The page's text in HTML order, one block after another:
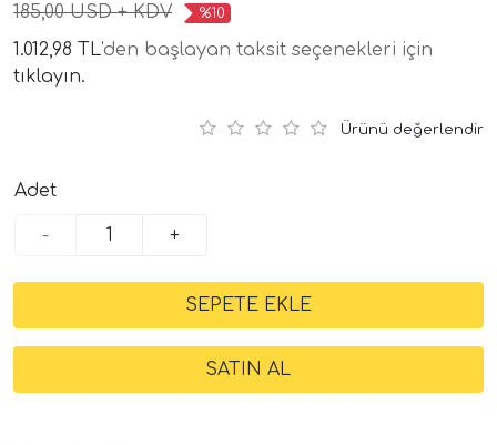
185,00 USD + KDV %10
1.012,98 TL'den başlayan taksit seçenekleri için
tıklayın.
Ürünü değerlendir
Adet
- +